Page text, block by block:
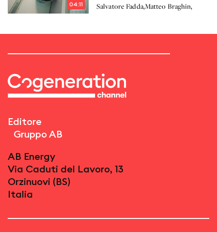
04:11
cogenerazione
Salvatore Fadda,Matteo Braghin,
Editore
Gruppo AB
AB Energy
Via Caduti del Lavoro, 13
Orzinuovi (BS)
Italia